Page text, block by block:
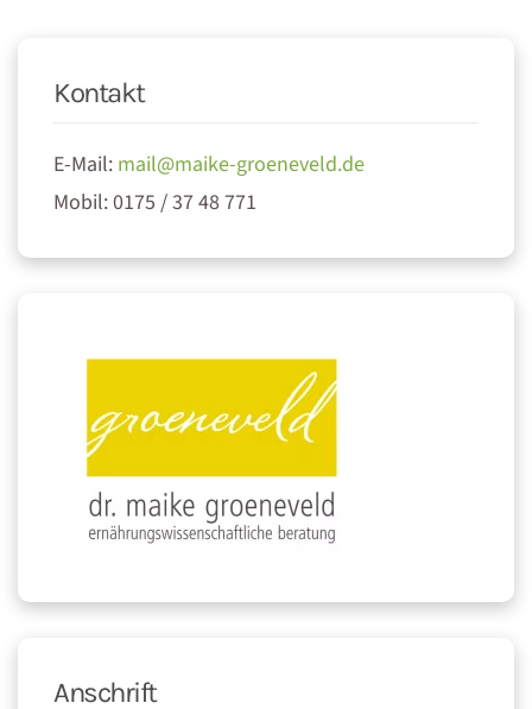
Kontakt
E-Mail: mail@maike-groeneveld.de
Mobil: 0175 / 37 48 771
Anschrift